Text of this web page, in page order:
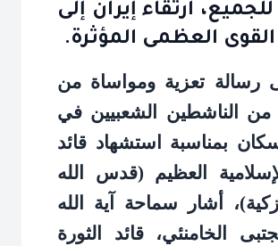
ارتقاء إيران إلى
العظمى المؤثرة.
رسالة تعزية ومواساة من
الناشطين الشعبيين في
بمناسبة استشهاد قائد
العظيم (قدس الله
أشار سماحة آية الله
الخامنئي، قائد الثورة